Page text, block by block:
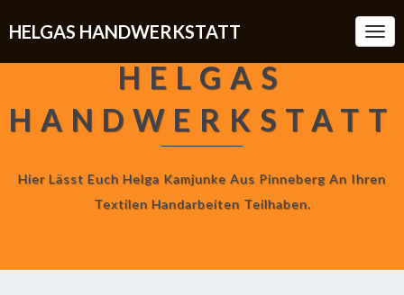
HELGAS HANDWERKSTATT
HELGAS
HANDWERKSTATT
Hier Lässt Euch Helga Kamjunke Aus Pinneberg An Ihren
Textilen Handarbeiten Teilhaben.